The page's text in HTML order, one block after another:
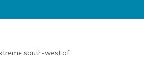
south-west of